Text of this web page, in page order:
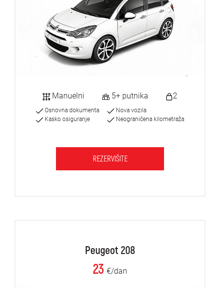
Manuelni 5+ putnika 2
Osnovna dokumenta
Kasko osiguranje
Nova vozila
Neograničena kilometraža
REZERVIŠITE
Peugeot 208
23 €/dan